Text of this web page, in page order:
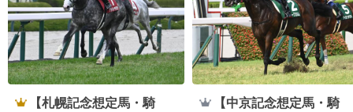
【札幌記念想定馬・騎
【中京記念想定馬・騎